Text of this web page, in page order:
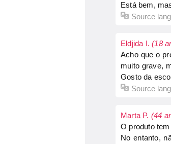
Está bem,
Source
Eldjida I.(18
Acho que o
muito grave,
Gosto da
Source
Marta P. (44
O produto
No entanto,